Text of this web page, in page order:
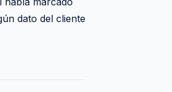
dato del cliente